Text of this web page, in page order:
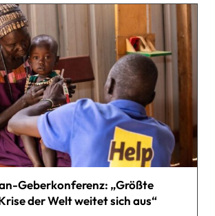
Geberkonferenz: „Größte
der Welt weitet sich aus“